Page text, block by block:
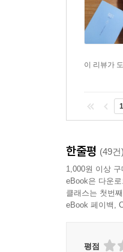
이 리뷰가
1
한줄평 (49건)
1,000원 이상
eBook은 다운
클래스는 첫번
eBook 페이백,
평점